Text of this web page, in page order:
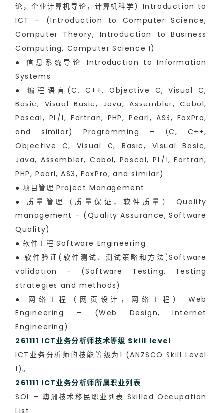
论，企业计算机导论，计算机科学）Introduction to
ICT – (Introduction to Computer Science,
Computer Theory, Introduction to Business
Computing, Computer Science I)
● 信息系统导论 Introduction to Information
Systems
● 编程语言(C, C++, Objective C, Visual C,
Basic, Visual Basic, Java, Assembler, Cobol,
Pascal, PL/1, Fortran, PHP, Pearl, AS3, FoxPro,
and similar) Programming – (C, C++,
Objective C, Visual C, Basic, Visual Basic,
Java, Assembler, Cobol, Pascal, PL/1, Fortran,
PHP, Pearl, AS3, FoxPro, and similar)
● 项目管理 Project Management
● 质量管理（质量保证，软件质量） Quality
management – (Quality Assurance, Software
Quality)
● 软件工程 Software Engineering
● 软件验证(软件测试、测试策略和方法)Software
validation – (Software Testing, Testing
strategies and methods)
● 网络工程（网页设计，网络工程） Web
Engineering – (Web Design, Internet
Engineering)
261111 ICT业务分析师技术等级 Skill level
ICT业务分析师的技能等级为1 (ANZSCO Skill Level
1)。
261111 ICT业务分析师所属职业列表
SOL – 澳洲技术移民职业列表 Skilled Occupation
List